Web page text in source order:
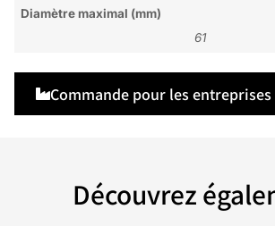
Diamètre maximal (mm)
61
Commande pour les entreprises
Découvrez